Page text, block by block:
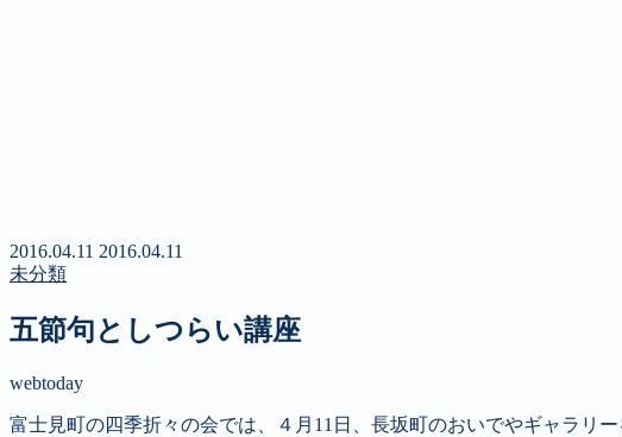
2016.04.11 2016.04.11
未分類
五節句としつらい講座
webtoday
富士見町の四季折々の会では、４月11日、長坂町のおいでやギャラリ